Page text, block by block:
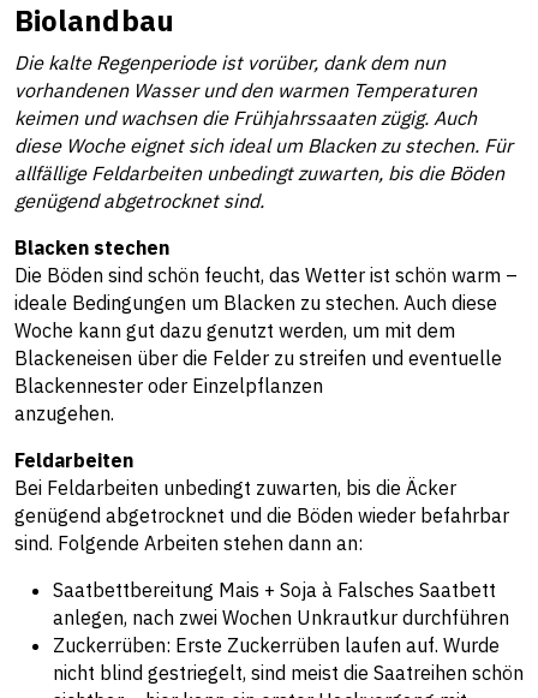
Biolandbau
Die kalte Regenperiode ist vorüber, dank dem nun
vorhandenen Wasser und den warmen Temperaturen
keimen und wachsen die Frühjahrssaaten zügig. Auch
diese Woche eignet sich ideal um Blacken zu stechen. Für
allfällige Feldarbeiten unbedingt zuwarten, bis die Böden
genügend abgetrocknet sind.
Blacken stechen
Die Böden sind schön feucht, das Wetter ist schön warm –
ideale Bedingungen um Blacken zu stechen. Auch diese
Woche kann gut dazu genutzt werden, um mit dem
Blackeneisen über die Felder zu streifen und eventuelle
Blackennester oder Einzelpflanzen
anzugehen.
Feldarbeiten
Bei Feldarbeiten unbedingt zuwarten, bis die Äcker
genügend abgetrocknet und die Böden wieder befahrbar
sind. Folgende Arbeiten stehen dann an:
Saatbettbereitung Mais + Soja à Falsches Saatbett
anlegen, nach zwei Wochen Unkrautkur durchführen
Zuckerrüben: Erste Zuckerrüben laufen auf. Wurde
nicht blind gestriegelt, sind meist die Saatreihen schön